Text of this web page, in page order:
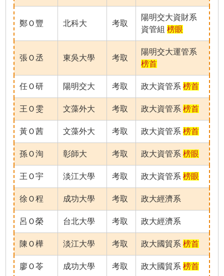
鄭Ｏ豐 北科大 考取
陽明交大資財系
資管組榜眼
張Ｏ丞 東吳大學 考取
陽明交大運管系
榜首
任Ｏ研 陽明交大 考取 政大資管系榜首
王Ｏ雯 文藻外大 考取 政大資管系榜首
黃Ｏ茜 文藻外大 考取 政大資管系榜首
孫Ｏ洵 彰師大 考取 政大資管系榜眼
王Ｏ宇 淡江大學 考取 政大資管系榜眼
徐Ｏ程 成功大學 考取 政大經濟系
呂Ｏ榮 台北大學 考取 政大經濟系
陳Ｏ樺 淡江大學 考取 政大國貿系榜首
廖Ｏ苓 成功大學 考取 政大國貿系榜首